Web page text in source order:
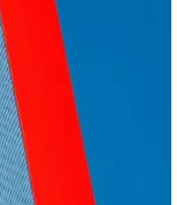
ve Vitamin İçeriğiyle Cilt
Çözümler
kapsüller, cilt sağlığını destekler,
belirtilerini geciktirir, güvenli
Seçimi ve Kullanım
uygun ve içerik odaklı
ve yaşlanma karşıtı